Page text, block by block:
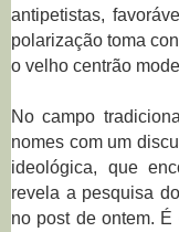
antipetistas,
polarização toma
o velho centrão
No campo
nomes com um
ideológica, que
revela a pesquisa
no post de ontem. É